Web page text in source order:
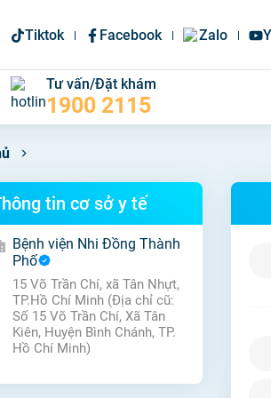
Tiktok Facebook Zalo
Tư vấn/Đặt khám
1900 2115
tin cơ sở y tế
Bệnh viện Nhi Đồng Thành
Phố
15 Võ Trần Chí, xã Tân Nhựt,
TP.Hồ Chí Minh (Địa chỉ cũ:
Số 15 Võ Trần Chí, Xã Tân
Kiên, Huyện Bình Chánh, TP.
Hồ Chí Minh)